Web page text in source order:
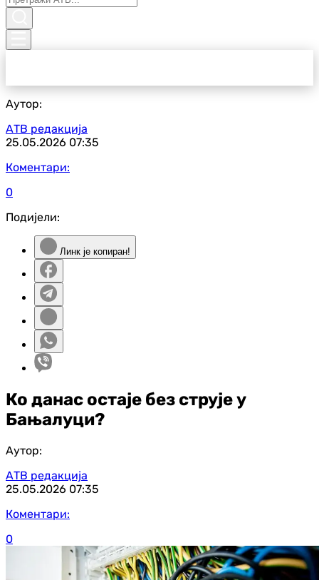
Аутор:
АТВ редакција
25.05.2026 07:35
Коментари:
0
Подијели:
Линк је копиран!
Ко данас остаје без струје у
Бањалуци?
Аутор:
АТВ редакција
25.05.2026 07:35
Коментари:
0